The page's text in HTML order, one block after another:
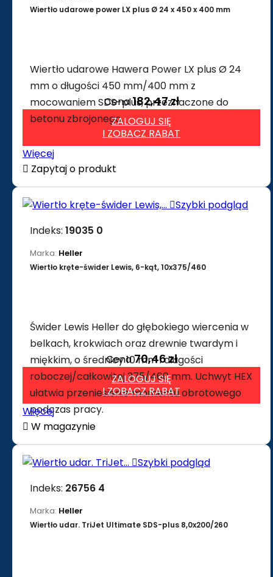
Wiertło udarowe power LX plus Ø 24 x 450 x 400 mm
Wiertło udarowe Hawera Power LX plus Ø 24
mm o długości 450 mm/400 mm z
mocowaniem SDS-plus, przeznaczone do
betonu zbrojonego.
Cena182,47 zł
ZALOGUJ SIĘ
I ZOBACZ RABAT
Więcej
 Zapytaj o produkt
Szybki podgląd
Indeks: 19035 0
Marka: Heller
Wiertło kręte-świder Lewis, 6-kąt, 10x375/460
Świder Lewis Heller do głębokiego wiercenia w
belkach, krokwiach oraz drewnie twardym i
miękkim, o średnicy 10 mm i długości
roboczej/całkowitej 375/460 mm. Uchwyt HEX
ułatwia przeniesienie momentu obrotowego
podczas pracy.
Cena70,46 zł
ZALOGUJ SIĘ
I ZOBACZ RABAT
Więcej
 W magazynie
Szybki podgląd
Indeks: 26756 4
Marka: Heller
Wiertło udar. TriJet Ultimate SDS-plus 8,0x200/260